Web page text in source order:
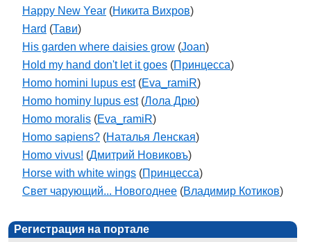
Happy New Year (Никита Вихров)
Hard (Тави)
His garden where daisies grow (Joan)
Hold my hand don't let it goes (Принцесса)
Homo homini lupus est(Eva_ramiR)
Homo hominy lupus est(Лола Дрю)
Homo moralis (Eva_ramiR)
Homo sapiens? (Наталья Ленская)
Homo vivus! (Дмитрий Новиковъ)
Horse with white wings (Принцесса)
Свет чарующий... Новогоднее (Владимир Котиков)
Регистрация на портале